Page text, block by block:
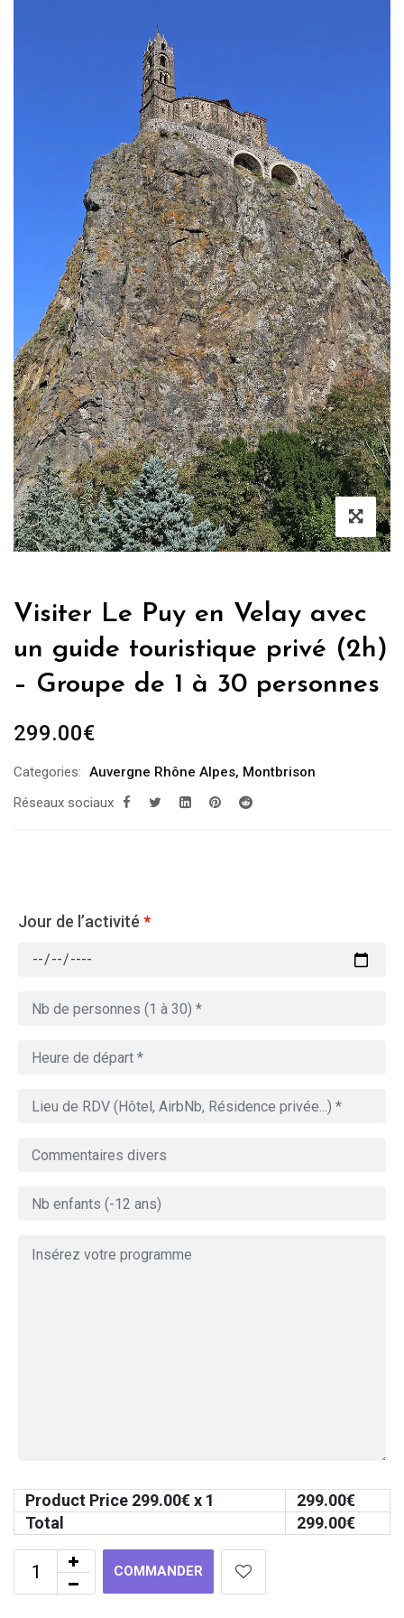
Visiter Le Puy en Velay avec
un guide touristique privé (2h)
– Groupe de 1 à 30 personnes
299.00€
Categories: Auvergne Rhône Alpes, Montbrison
Réseaux sociaux
Jour de l’activité *
Product Price 299.00€ x 1 299.00€
Total
299.00€
COMMANDER